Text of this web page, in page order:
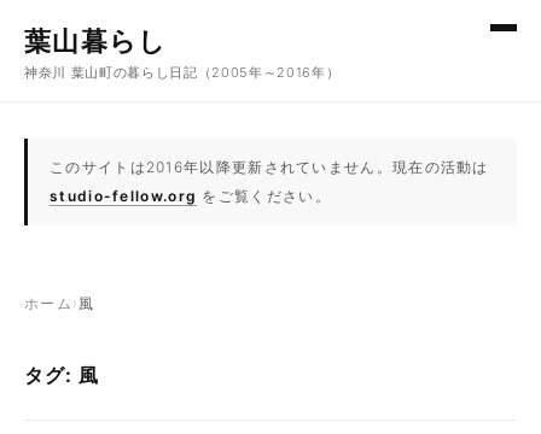
葉山暮らし
神奈川 葉山町の暮らし日記（2005年～2016年）
このサイトは2016年以降更新されていません。現在の活動は
studio-fellow.org をご覧ください。
ホーム › 風
タグ: 風